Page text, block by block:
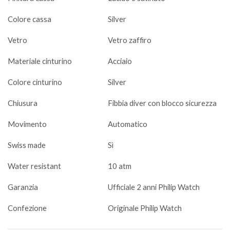
Colore cassa Silver
Vetro Vetro zaffiro
Materiale cinturino Acciaio
Colore cinturino Silver
Chiusura Fibbia diver con blocco sicurezza
Movimento Automatico
Swiss made Sì
Water resistant 10 atm
Garanzia Ufficiale 2 anni Philip Watch
Confezione Originale Philip Watch